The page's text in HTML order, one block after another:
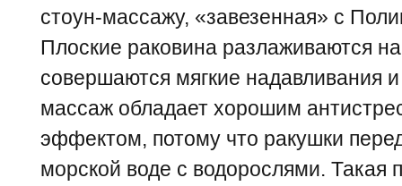
стоун-массажу, «завезенная» с
Плоские раковина разлаживаются на
совершаются мягкие надавливания
массаж обладает хорошим
эффектом, потому что ракушки
морской воде с водорослями. Такая